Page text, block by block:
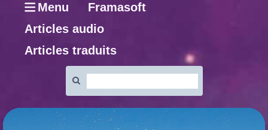
Menu
Framasoft
Articles audio
Articles traduits
: